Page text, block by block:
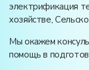
электрификация
хозяйстве,
Мы окажем
помощь в